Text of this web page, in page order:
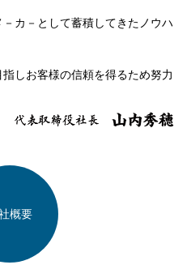
カ－として蓄積してきたノウハ
しお客様の信頼を得るため努力
概要